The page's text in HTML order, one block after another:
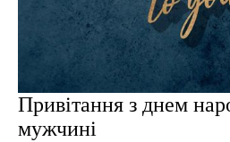
Привітання з днем
мужчині